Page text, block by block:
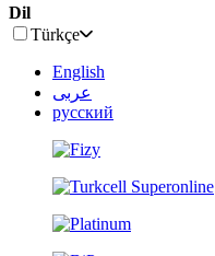
Dil
Türkçe
English
عربى
русский